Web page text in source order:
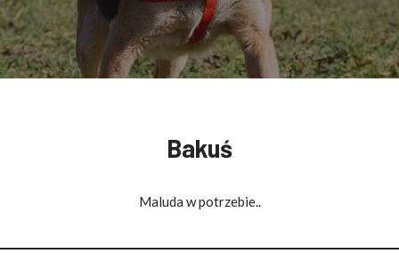
Bakuś
Maluda w potrzebie..